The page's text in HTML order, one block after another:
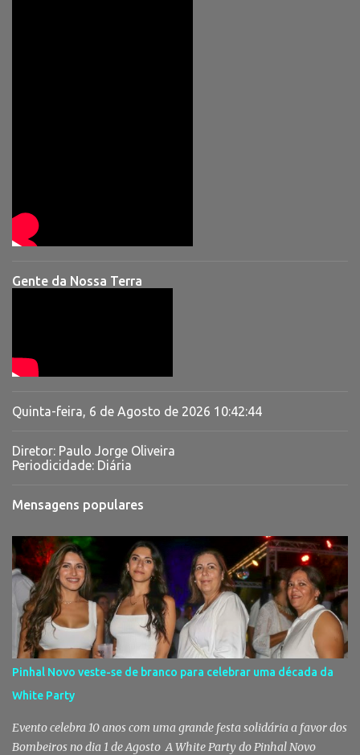
Gente da Nossa Terra
Quinta-feira, 6 de Agosto de 2026 10:42:45
Diretor: Paulo Jorge Oliveira
Periodicidade: Diária
Mensagens populares
Pinhal Novo veste-se de branco para celebrar uma década da
White Party
Evento celebra 10 anos com uma grande festa solidária a favor dos
Bombeiros no dia 1 de Agosto A White Party do Pinhal Novo